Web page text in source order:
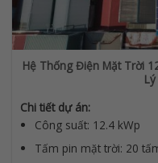
Hệ Thống Điện Mặt Trời
Chi tiết dự án:
Công suất: 12.4 kWp
Tấm pin mặt trời: 20